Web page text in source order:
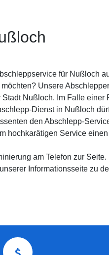
für Nußloch
Unsere
Nußloch. Im Falle einer
Dienst in Nußloch
den Abschlepp-
hochkarätigen Service
am Telefon zur
Informationsseite zu